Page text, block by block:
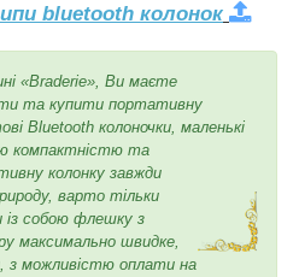
«Braderie», Ви маєте
та купити портативну
Bluetooth колоночки, маленькі
компактністю та
колонку завжди
варто тільки
собою флешку з
максимально швидке,
з можливістю оплати на
bluetooth колонок